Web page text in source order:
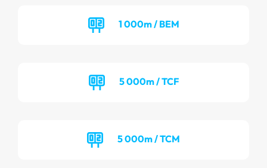
1 000m / BEM
5 000m / TCF
5 000m / TCM